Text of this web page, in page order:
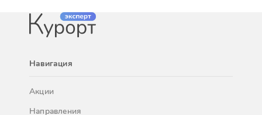
Навигация
Акции
Направления